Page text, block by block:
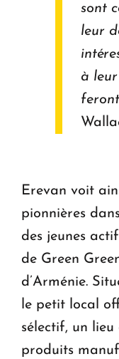
sont
leur
à
Erevan voit
pionnières
des jeunes
de Green
d’Arménie.
le petit local
sélectif, un
produits